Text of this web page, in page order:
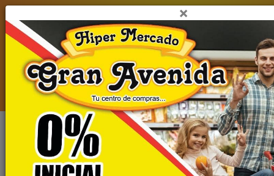
viernes, 07 de agosto del 2026
×